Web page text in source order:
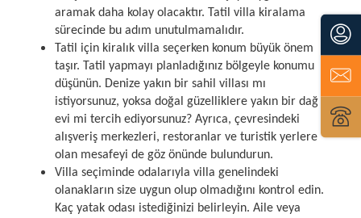
aramak daha kolay olacaktır. Tatil villa kiralama
sürecinde bu adım unutulmamalıdır.
Tatil için kiralık villa seçerken konum büyük önem
taşır. Tatil yapmayı planladığınız bölgeyle konumu
düşünün. Denize yakın bir sahil villası mı
istiyorsunuz, yoksa doğal güzelliklere yakın bir dağ
evi mi tercih ediyorsunuz? Ayrıca, çevresindeki
alışveriş merkezleri, restoranlar ve turistik yerlere
olan mesafeyi de göz önünde bulundurun.
Villa seçiminde odalarıyla villa genelindeki
olanakların size uygun olup olmadığını kontrol edin.
Kaç yatak odası istediğinizi belirleyin. Aile veya